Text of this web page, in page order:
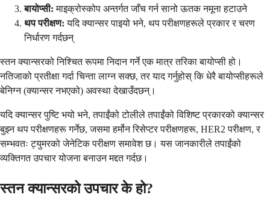
बायोप्सी: माइक्रोस्कोप अन्तर्गत जाँच गर्न सानो ऊतक नमूना हटाउने
थप परीक्षण: यदि क्यान्सर पाइयो भने, थप परीक्षणहरूले प्रकार र चरण
निर्धारण गर्दछन्
स्तन क्यान्सरको निश्चित रूपमा निदान गर्ने एक मात्र तरिका बायोप्सी हो।
नतिजाको प्रतीक्षा गर्दा चिन्ता लाग्न सक्छ, तर याद गर्नुहोस् कि धेरै बायोप्सीहरूले
बेनिग्न (क्यान्सर नभएको) अवस्था देखाउँदछन्।
यदि क्यान्सर पुष्टि भयो भने, तपाईंको टोलीले तपाईंको विशिष्ट प्रकारको क्यान्सर
बुझ्न थप परीक्षणहरू गर्नेछ, जसमा हर्मोन रिसेप्टर परीक्षणहरू, HER2 परीक्षण, र
सम्भवतः ट्युमरको जेनेटिक परीक्षण समावेश छ। यस जानकारीले तपाईंको
व्यक्तिगत उपचार योजना बनाउन मद्दत गर्दछ।
स्तन क्यान्सरको उपचार के हो?